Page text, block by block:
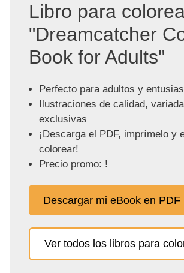
Libro para
"Dreamcatcher
Book for Adults"
Perfecto para adultos y
Ilustraciones de calidad,
exclusivas
¡Descarga el PDF, imprímelo y
colorear!
Precio promo: !
Descargar mi eBook en PDF
Ver todos los libros para